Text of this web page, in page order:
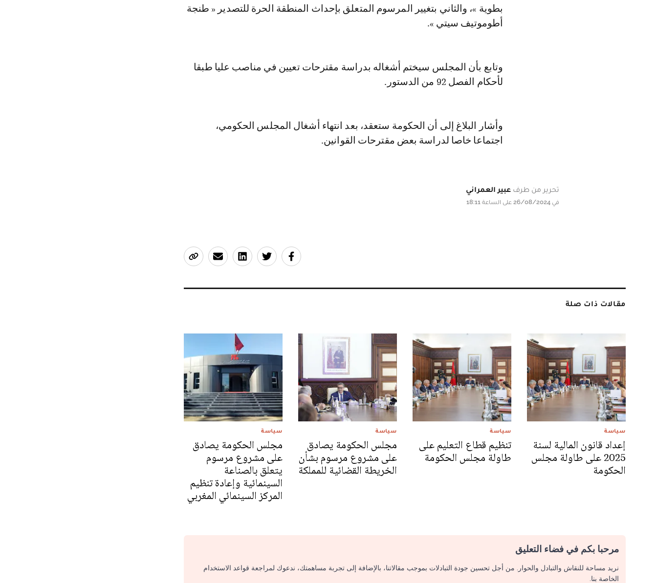
بطوية »، والثاني بتغيير المرسوم المتعلق بإحداث المنطقة الحرة للتصدير « طنجة
أطوموتيف سيتي ».
وتابع بأن المجلس سيختم أشغاله بدراسة مقترحات تعيين في مناصب عليا طبقا
لأحكام الفصل 92 من الدستور.
وأشار البلاغ إلى أن الحكومة ستعقد، بعد انتهاء أشغال المجلس الحكومي،
اجتماعا خاصا لدراسة بعض مقترحات القوانين.
تحرير من طرف عبير العمراني
في 26/08/2024 على الساعة 18:11
مقالات ذات صلة
سياسة
إعداد قانون المالية لسنة
2025 على طاولة مجلس
الحكومة
سياسة
تنظيم قطاع التعليم على
طاولة مجلس الحكومة
سياسة
مجلس الحكومة يصادق
على مشروع مرسوم بشأن
الخريطة القضائية للمملكة
سياسة
مجلس الحكومة يصادق
على مشروع مرسوم
يتعلق بالصناعة
السينمائية وإعادة تنظيم
المركز السينمائي المغربي
مرحبا بكم في فضاء التعليق
نريد مساحة للنقاش والتبادل والحوار. من أجل تحسين جودة التبادلات بموجب مقالاتنا، بالإضافة إلى تجربة مساهمتك، ندعوك لمراجعة قواعد الاستخدام
الخاصة بنا.